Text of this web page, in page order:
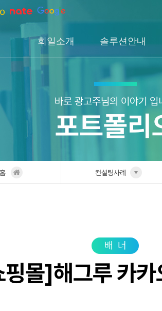
희일소개
회사소개
오시는길
솔루션안내
H1솔루션
H2솔루션
H3솔루션
이글아이
바로 광고주님의 이야기 입
포트폴리
홈 컨설팅사례
광고상품
고객센터
배너
몰]해그루 카카